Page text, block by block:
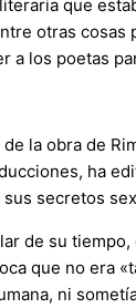
que
otras
a los poetas
la obra de
ha
secretos
de su
que no era
ni